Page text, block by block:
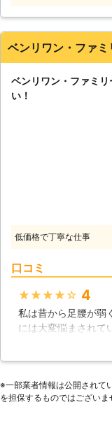
ベンリワン・ファミ
ベンリワン・ファミ
い！
低価格で丁寧な仕事
口コミ
★★★★★ 4
私は昔から足腰が弱
には大変悩まされて
サービスを紹介し
のように足腰が弱い
ども迅速に対応し組
※⼀部業者情報は公開されて
を担保するものではございま